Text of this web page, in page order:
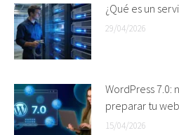
¿Qué es un
29/04/2026
WordPress 7.0:
preparar tu
15/04/2026